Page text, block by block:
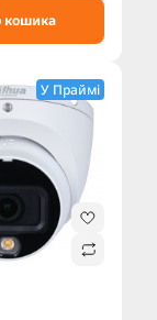
кошика
У Праймі